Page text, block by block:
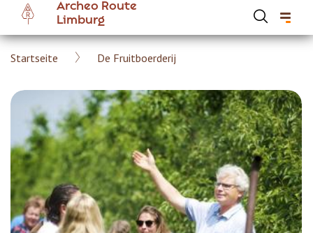
main
content
Archeo Route
Limburg
Breadcrumb
Startseite De Fruitboerderij